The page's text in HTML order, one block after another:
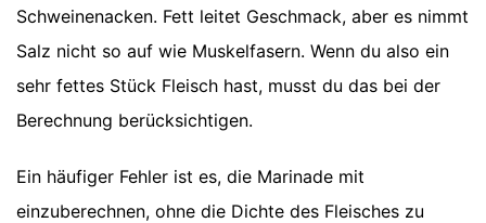
Schweinenacken. Fett leitet Geschmack, aber es nimmt
Salz nicht so auf wie Muskelfasern. Wenn du also ein
sehr fettes Stück Fleisch hast, musst du das bei der
Berechnung berücksichtigen.
Ein häufiger Fehler ist es, die Marinade mit
einzuberechnen, ohne die Dichte des Fleisches zu